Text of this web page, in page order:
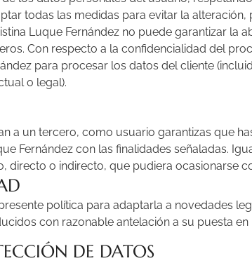
todas las medidas para evitar la
Luque Fernández no puede garantizar la
Con respecto a la confidencialidad del
para procesar los datos del cliente
o legal).
a un tercero, como usuario garantizas que
Fernández con las finalidades señaladas.
directo o indirecto, que pudiera ocasionarse
política para adaptarla a novedades
con razonable antelación a su puesta en
DE DATOS